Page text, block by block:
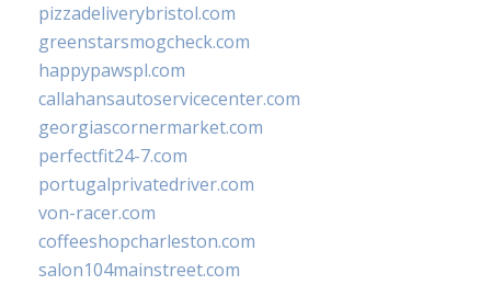
pizzadeliverybristol.com
greenstarsmogcheck.com
happypawspl.com
callahansautoservicecenter.com
georgiascornermarket.com
perfectfit24-7.com
portugalprivatedriver.com
von-racer.com
coffeeshopcharleston.com
salon104mainstreet.com